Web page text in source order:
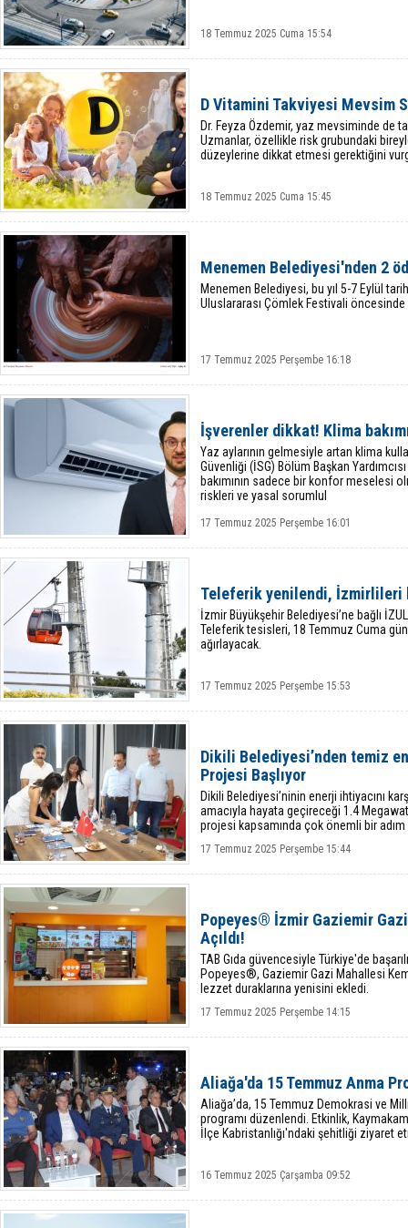
18 Temmuz 2025 Cuma 15:54
D Vitamini Takviyesi Mevsim
Dr. Feyza Özdemir, yaz mevsiminde de
Uzmanlar, özellikle risk grubundaki
düzeylerine dikkat etmesi gerektiğini
18 Temmuz 2025 Cuma 15:45
Menemen Belediyesi'nden 2
Menemen Belediyesi, bu yıl 5-7 Eylül
Uluslararası Çömlek Festivali
17 Temmuz 2025 Perşembe 16:18
İşverenler dikkat! Klima
Yaz aylarının gelmesiyle artan klima
Güvenliği (İSG) Bölüm Başkan
bakımının sadece bir konfor meselesi
riskleri ve yasal sorumlul
17 Temmuz 2025 Perşembe 16:01
Teleferik yenilendi, İzmirlileri
İzmir Büyükşehir Belediyesi’ne bağlı
Teleferik tesisleri, 18 Temmuz Cuma
ağırlayacak.
17 Temmuz 2025 Perşembe 15:53
Dikili Belediyesi’nden temiz
Projesi Başlıyor
Dikili Belediyesi’ninin enerji ihtiyacını
amacıyla hayata geçireceği 1.4
projesi kapsamında çok önemli bir adım
17 Temmuz 2025 Perşembe 15:44
Popeyes® İzmir Gaziemir
Açıldı!
TAB Gıda güvencesiyle Türkiye'de
Popeyes®, Gaziemir Gazi Mahallesi
lezzet duraklarına yenisini ekledi.
17 Temmuz 2025 Perşembe 14:15
Aliağa'da 15 Temmuz Anma
Aliağa’da, 15 Temmuz Demokrasi ve
programı düzenlendi. Etkinlik,
İlçe Kabristanlığı'ndaki şehitliği ziyaret
16 Temmuz 2025 Çarşamba 09:52